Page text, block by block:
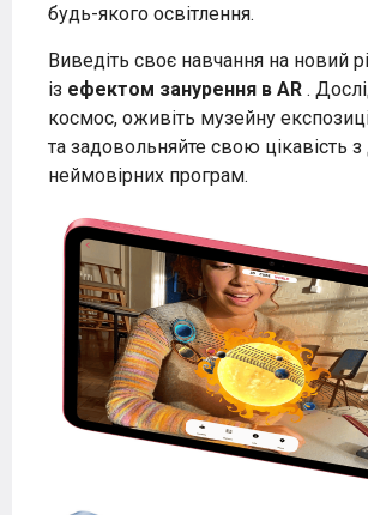
будь-якого освітлення.
Виведіть своє навчання на новий
із ефектом занурення в AR .
космос, оживіть музейну
та задовольняйте свою цікавість
неймовірних програм.